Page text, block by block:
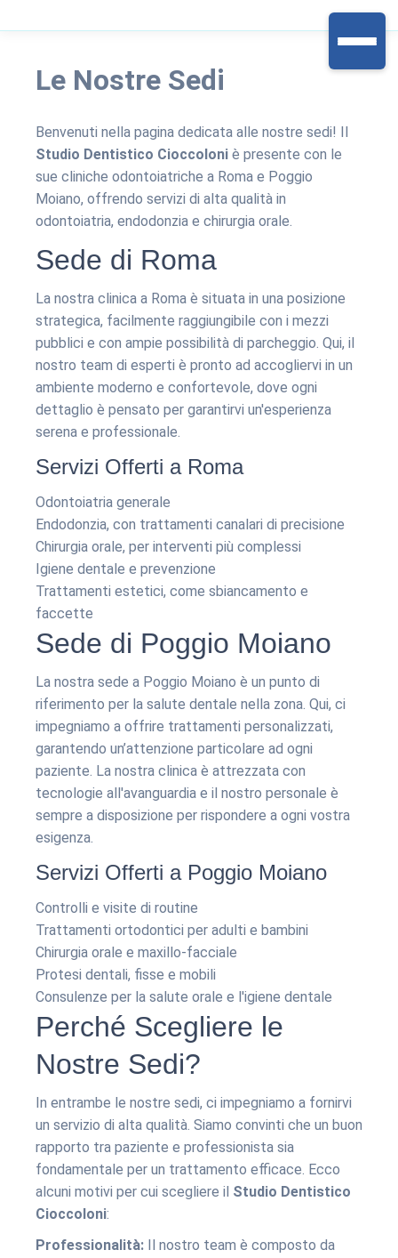
Le Nostre Sedi
Benvenuti nella pagina dedicata alle nostre sedi! Il
Studio Dentistico Cioccoloni è presente con le
sue cliniche odontoiatriche a Roma e Poggio
Moiano, offrendo servizi di alta qualità in
odontoiatria, endodonzia e chirurgia orale.
Sede di Roma
La nostra clinica a Roma è situata in una posizione
strategica, facilmente raggiungibile con i mezzi
pubblici e con ampie possibilità di parcheggio. Qui, il
nostro team di esperti è pronto ad accogliervi in un
ambiente moderno e confortevole, dove ogni
dettaglio è pensato per garantirvi un'esperienza
serena e professionale.
Servizi Offerti a Roma
Odontoiatria generale
Endodonzia, con trattamenti canalari di precisione
Chirurgia orale, per interventi più complessi
Igiene dentale e prevenzione
Trattamenti estetici, come sbiancamento e
faccette
Sede di Poggio Moiano
La nostra sede a Poggio Moiano è un punto di
riferimento per la salute dentale nella zona. Qui, ci
impegniamo a offrire trattamenti personalizzati,
garantendo un’attenzione particolare ad ogni
paziente. La nostra clinica è attrezzata con
tecnologie all'avanguardia e il nostro personale è
sempre a disposizione per rispondere a ogni vostra
esigenza.
Servizi Offerti a Poggio Moiano
Controlli e visite di routine
Trattamenti ortodontici per adulti e bambini
Chirurgia orale e maxillo-facciale
Protesi dentali, fisse e mobili
Consulenze per la salute orale e l'igiene dentale
Perché Scegliere le
Nostre Sedi?
In entrambe le nostre sedi, ci impegniamo a fornirvi
un servizio di alta qualità. Siamo convinti che un buon
rapporto tra paziente e professionista sia
fondamentale per un trattamento efficace. Ecco
alcuni motivi per cui scegliere il Studio Dentistico
Cioccoloni:
Professionalità: Il nostro team è composto da